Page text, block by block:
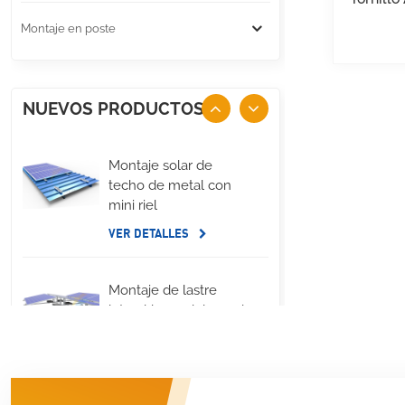
Montaje en poste
NUEVOS PRODUCTOS
Montaje solar de
techo de metal con
mini riel
VER DETALLES
Montaje de lastre
lateral largo del panel